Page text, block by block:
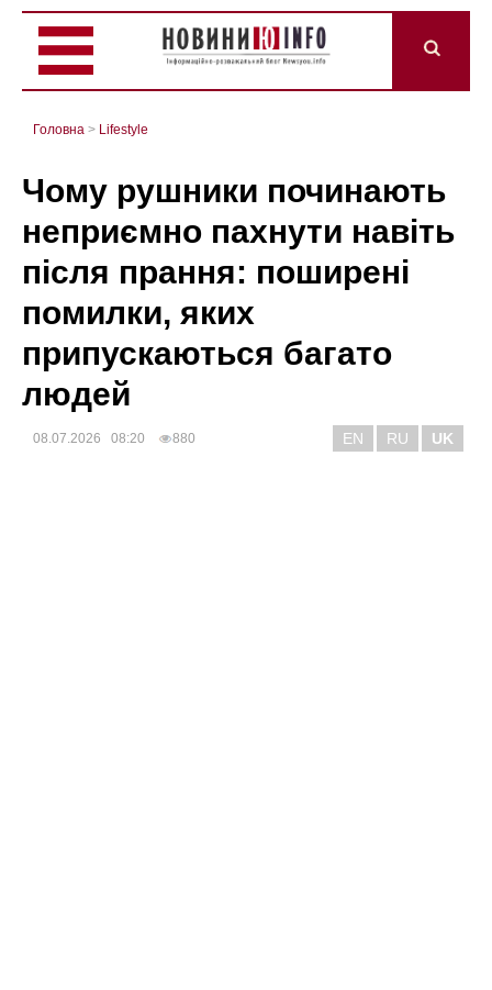
Головна > Lifestyle
Чому рушники починають
неприємно пахнути навіть
після прання: поширені
помилки, яких
припускаються багато
людей
08.07.2026 08:20 880 EN RU UK